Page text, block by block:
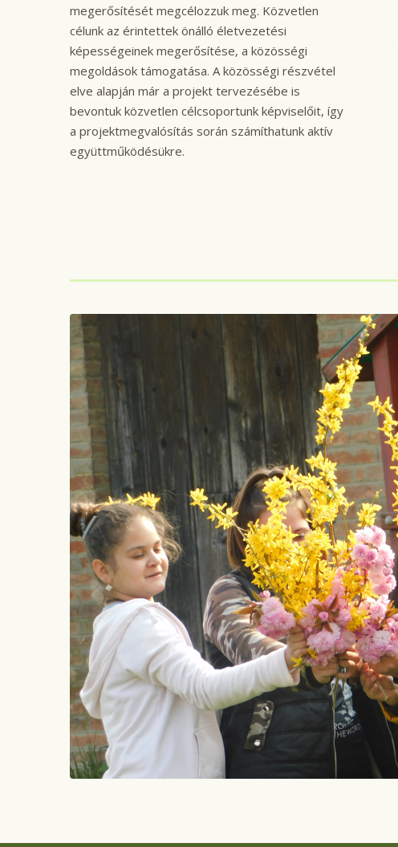
megerősítését megcélozzuk meg. Közvetlen
célunk az érintettek önálló életvezetési
képességeinek megerősítése, a közösségi
megoldások támogatása. A közösségi részvétel
elve alapján már a projekt tervezésébe is
bevontuk közvetlen célcsoportunk képviselőit, így
a projektmegvalósítás során számíthatunk aktív
együttműködésükre.